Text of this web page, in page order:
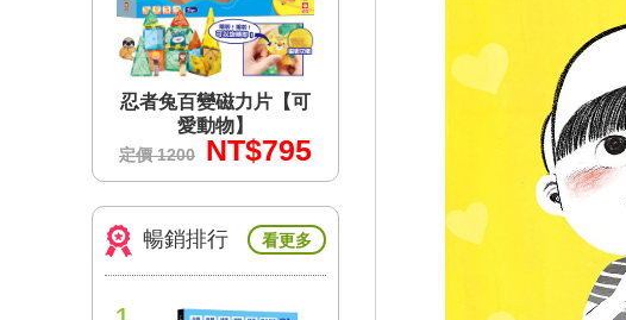
忍者兔百變磁力片【可
愛動物】
定價 1200 NT$795
忍者兔百變磁力片【可
NT$795
暢銷排行 看更多